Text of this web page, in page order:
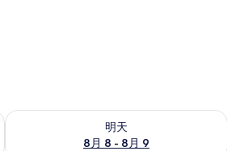
明天
8月 8 - 8月 9
查看明天 (8月 8 - 8月 9) 的供應情況